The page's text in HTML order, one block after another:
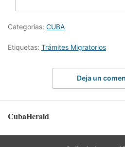
Categorías: CUBA
Etiquetas: Trámites Migratorios
Deja un
CubaHerald